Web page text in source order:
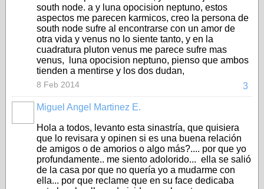
south node. a y luna opocision neptuno, estos
aspectos me parecen karmicos, creo la persona de
south node sufre al encontrarse con un amor de
otra vida y venus no lo siente tanto, y en la
cuadratura pluton venus me parece sufre mas
venus, luna opocision neptuno, pienso que ambos
tienden a mentirse y los dos dudan,
3
8 Feb 2014
Miguel Angel Martinez E.
Hola a todos, levanto esta sinastría, que quisiera
que lo revisara y opinen si es una buena relación
de amigos o de amorios o algo más?.... por que yo
profundamente.. me siento adolorido... ella se salió
de la casa por que no quería yo a mudarme con
ella... por que reclame que en su face dedicaba